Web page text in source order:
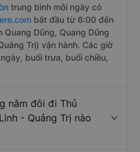
trung bình mỗi ngày có
bắt đầu từ 6:00 đến
Dũng, Quang Dũng
Trị) vận hành. Các giờ
buổi trưa, buổi chiều,
nằm đôi đi Thủ
- Quảng Trị nào